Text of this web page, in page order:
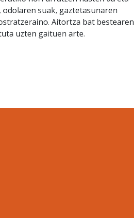
suak, gaztetasunaren
Aitortza bat bestearen
uzten gaituen arte.